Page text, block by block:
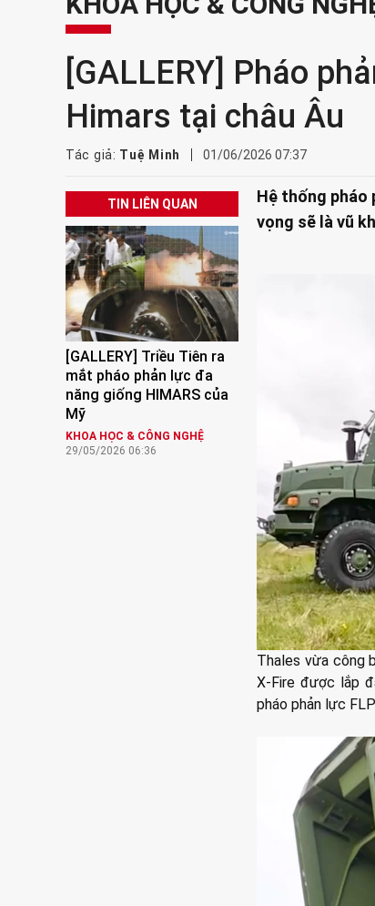
[GALLERY] Pháo
Himars tại châu Âu
Tác giả: Tuệ Minh 01/06/2026 07:37
TIN LIÊN QUAN
[GALLERY] Triều Tiên ra
mắt pháo phản lực đa
năng giống HIMARS của
Mỹ
KHOA HỌC & CÔNG NGHỆ
29/05/2026 06:36
Hệ thống pháo
vọng sẽ là vũ
Thales vừa công
X-Fire được lắp
pháo phản lực